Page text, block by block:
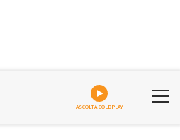
ASCOLTA GOLDPLAY